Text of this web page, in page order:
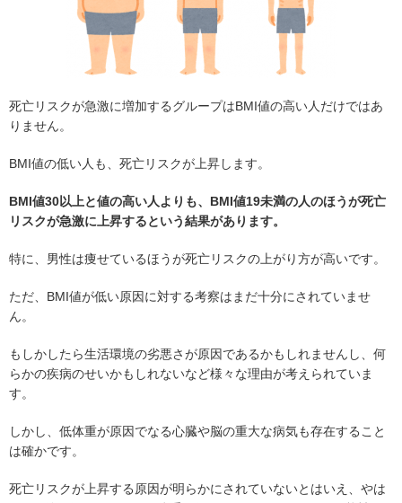
死亡リスクが急激に増加するグループはBMI値の高い人だけではあ
りません。
BMI値の低い人も、死亡リスクが上昇します。
BMI値30以上と値の高い人よりも、BMI値19未満の人のほうが死亡
リスクが急激に上昇するという結果があります。
特に、男性は痩せているほうが死亡リスクの上がり方が高いです。
ただ、BMI値が低い原因に対する考察はまだ十分にされていませ
ん。
もしかしたら生活環境の劣悪さが原因であるかもしれませんし、何
らかの疾病のせいかもしれないなど様々な理由が考えられていま
す。
しかし、低体重が原因でなる心臓や脳の重大な病気も存在すること
は確かです。
死亡リスクが上昇する原因が明らかにされていないとはいえ、やは